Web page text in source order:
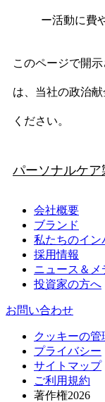
ー活動に費
このページで開
は、当社の政治
ください。
パーソナルケ
会社概要
ブランド
私たちのイン
採用情報
ニュース＆メ
投資家の方へ
お問い合わせ
クッキーの管
プライバシー
サイトマップ
ご利用規約
著作権2026